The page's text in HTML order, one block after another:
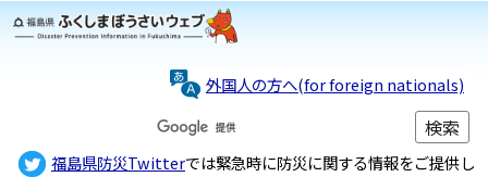
外国人の方へ(for foreign nationals)
福島県防災Twitterでは緊急時に防災に関する情報をご提供し